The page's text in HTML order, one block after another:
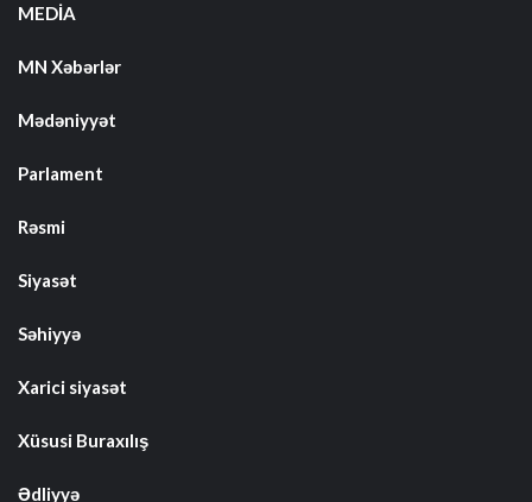
MEDİA
MN Xəbərlər
Mədəniyyət
Parlament
Rəsmi
Siyasət
Səhiyyə
Xarici siyasət
Xüsusi Buraxılış
Ədliyyə